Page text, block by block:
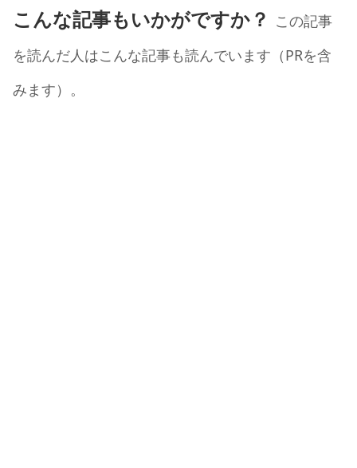
こんな記事もいかがですか？ この記事
を読んだ人はこんな記事も読んでいます（PRを含
みます）。